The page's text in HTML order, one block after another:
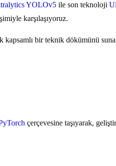
YOLOv5 ile son teknoloji
karşılaşıyoruz.
kapsamlı bir teknik dökümünü
çerçevesine taşıyarak,